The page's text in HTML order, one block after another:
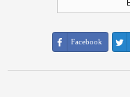
Facebook